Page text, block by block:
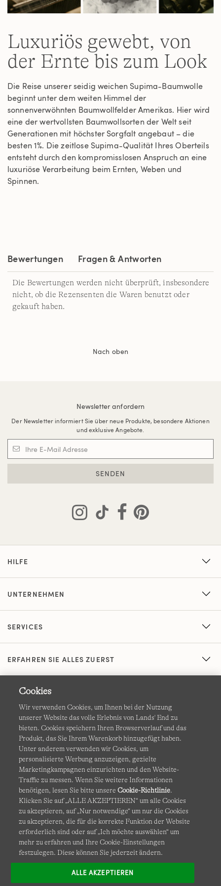
Luxuriös gewebt, von
der Ernte bis zum Look
Die Reise unserer seidig weichen Supima-Baumwolle
beginnt unter dem weiten Himmel der
sonnenverwöhnten Baumwollfelder Amerikas. Hier wird
eine der wertvollsten Baumwollsorten der Welt seit
Generationen mit höchster Sorgfalt angebaut – die
besten 1%. Die zeitlose Supima-Qualität Ihres Oberteils
entsteht durch den kompromisslosen Anspruch an eine
luxuriöse Verarbeitung beim Ernten, Weben und
Spinnen.
Bewertungen Fragen & Antworten
Die Bewertungen werden nicht überprüft, insbesondere
nicht, ob die Rezensenten die Waren benutzt oder
gekauft haben.
Nach oben
Newsletter anfordern
Der Newsletter informiert Sie über neue Produkte, besondere Aktionen
und exklusive Angebote.
SENDEN
HILFE
UNTERNEHMEN
SERVICES
ERFAHREN SIE ALLES ZUERST
Datenschutz & Sicherheit
Cookies Ich möchte auswählen Barrierefreiheit
Site Map Internationale Websites
Diese Website ist durch reCAPTCHA geschützt. Es gelten die
Datenschutzerklärung undNutzungsbedingungenvon
Google.
Cookies
Wir verwenden Cookies, um Ihnen bei der Nutzung
unserer Website das volle Erlebnis von Lands' End zu
bieten. Cookies speichern Ihren Browserverlauf und das
Produkt, das Sie Ihrem Warenkorb hinzugefügt haben.
Unter anderem verwenden wir Cookies, um
personalisierte Werbung anzuzeigen, gezielte
Marketingkampagnen einzurichten und den Website-
Traffic zu messen. Wenn Sie weitere Informationen
benötigen, lesen Sie bitte unsereCookie-Richtlinie.
Klicken Sie auf „ALLE AKZEPTIEREN“ um alle Cookies
zu akzeptieren, auf „Nur notwendige“ um nur die Cookies
zu akzeptieren, die für die korrekte Funktion der Website
erforderlich sind oder auf „Ich möchte auswählen“ um
mehr zu erfahren und Ihre Cookie-Einstellungen
festzulegen. Diese können Sie jederzeit ändern.
ALLE AKZEPTIEREN